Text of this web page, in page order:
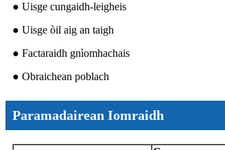
● Uisge cungaidh-leigheis
● Uisge òil aig an taigh
● Factaraidh gnìomhachais
● Obraichean poblach
Paramadairean Iomraidh